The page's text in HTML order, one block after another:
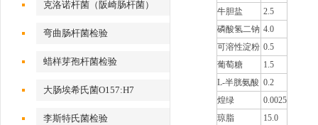
克洛诺杆菌（阪崎肠杆菌）
弯曲肠杆菌检验
蜡样芽孢杆菌检验
大肠埃希氏菌O157:H7
李斯特氏菌检验
牛胆盐
2.5
磷酸氢二钠 4.0
可溶性淀粉 0.5
葡萄糖
1.5
L-半胱氨酸 0.2
煌绿
0.0025
琼脂
15.0